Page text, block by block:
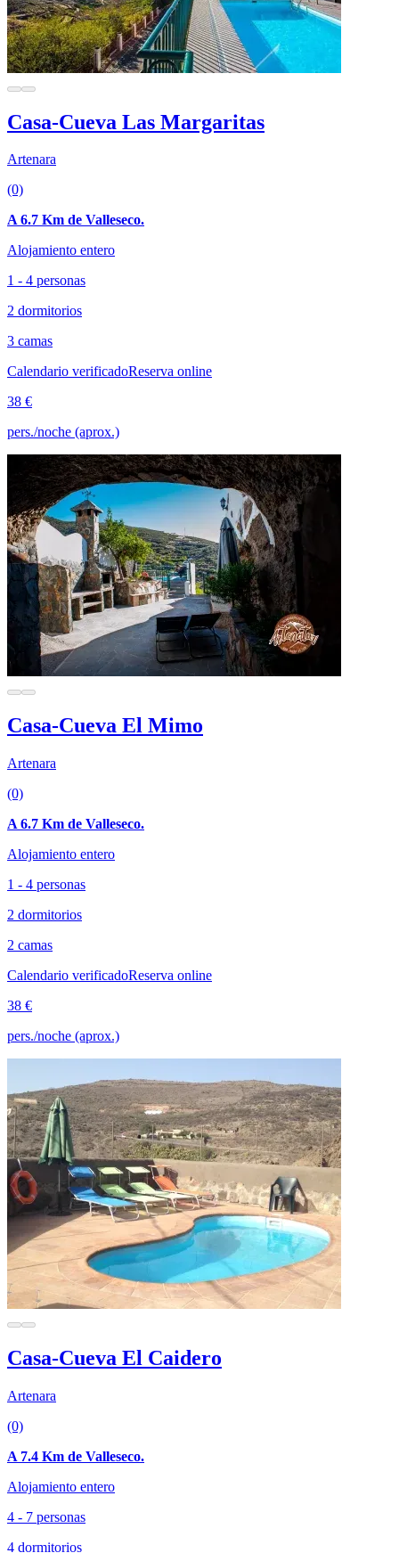
Casa-Cueva Las Margaritas
Artenara
(0)
A 6.7 Km de Valleseco.
Alojamiento entero
1 - 4 personas
2 dormitorios
3 camas
Calendario verificadoReserva online
38 €
pers./noche (aprox.)
Casa-Cueva El Mimo
Artenara
(0)
A 6.7 Km de Valleseco.
Alojamiento entero
1 - 4 personas
2 dormitorios
2 camas
Calendario verificadoReserva online
38 €
pers./noche (aprox.)
Casa-Cueva El Caidero
Artenara
(0)
A 7.4 Km de Valleseco.
Alojamiento entero
4 - 7 personas
4 dormitorios